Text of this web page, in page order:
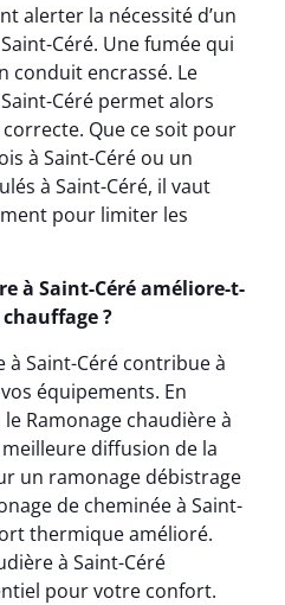
alerter la nécessité d’un
Céré. Une fumée qui
conduit encrassé. Le
Céré permet alors
Que ce soit pour
à Saint-Céré ou un
à Saint-Céré, il vaut
pour limiter les
à Saint-Céré améliore-t-
?
à Saint-Céré contribue à
équipements. En
Ramonage chaudière à
diffusion de la
un ramonage débistrage
de cheminée à Saint-
thermique amélioré.
à Saint-Céré
pour votre confort.